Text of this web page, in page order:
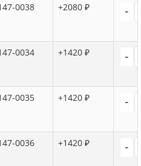
0038 +2080 ₽ -
0034 +1420 ₽ -
0035 +1420 ₽ -
0036 +1420 ₽ -